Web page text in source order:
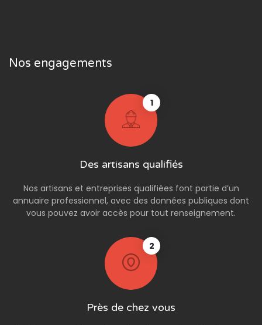
Nos engagements
1
Des artisans qualifiés
Nos artisans et entreprises qualifiées font partie d’un
annuaire professionnel, avec des données publiques dont
vous pouvez avoir accès pour tout renseignement.
2
Près de chez vous